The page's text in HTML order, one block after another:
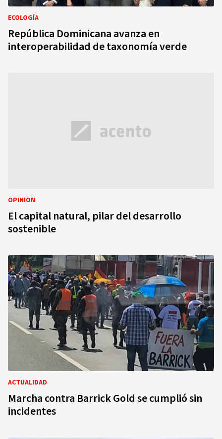
ECOLOGÍA
República Dominicana avanza en
interoperabilidad de taxonomía verde
OPINIÓN
El capital natural, pilar del desarrollo
sostenible
ACTUALIDAD
Marcha contra Barrick Gold se cumplió sin
incidentes